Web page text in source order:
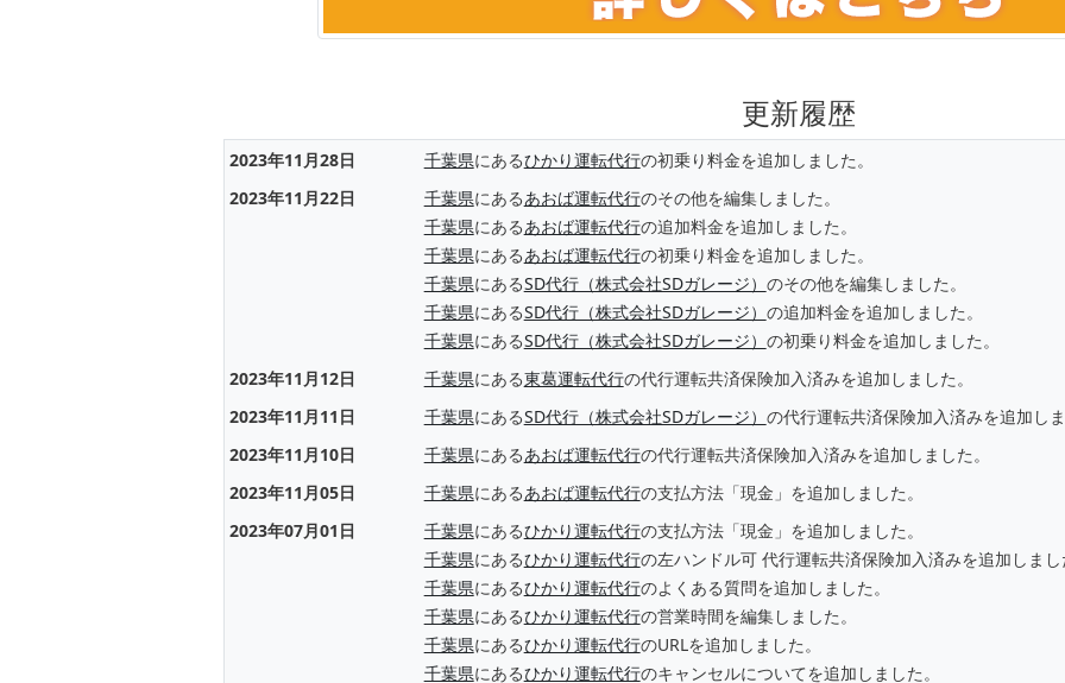
更新履歴
2023年11月28日 千葉県にあるひかり運転代行の初乗り料金を追加しました。
2023年11月22日
千葉県にあるあおば運転代行のその他を編集しました。
千葉県にあるあおば運転代行の追加料金を追加しました。
千葉県にあるあおば運転代行の初乗り料金を追加しました。
千葉県にあるSD代行（株式会社SDガレージ） のその他を編集しました。
千葉県にあるSD代行（株式会社SDガレージ） の追加料金を追加しました。
千葉県にあるSD代行（株式会社SDガレージ） の初乗り料金を追加しました。
2023年11月12日
千葉県にある東葛運転代行の代行運転共済保険加入済みを追加しました。
2023年11月11日
千葉県にあるSD代行（株式会社SDガレージ） の代行運転共済保険加入済みを追加しま
2023年11月10日
千葉県にあるあおば運転代行の代行運転共済保険加入済みを追加しました。
2023年11月05日
千葉県にあるあおば運転代行の支払方法「現金」を追加しました。
2023年07月01日
千葉県にあるひかり運転代行の支払方法「現金」を追加しました。
千葉県にあるひかり運転代行の左ハンドル可 代行運転共済保険加入済みを追加しまし
千葉県にあるひかり運転代行のよくある質問を追加しました。
千葉県にあるひかり運転代行の営業時間を編集しました。
千葉県にあるひかり運転代行のURLを追加しました。
千葉県にあるひかり運転代行のキャンセルについてを追加しました。